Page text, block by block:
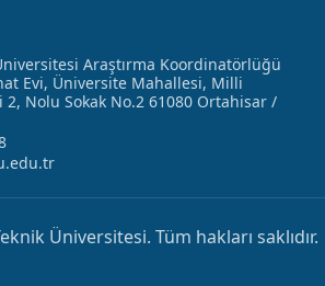
Araştırma Koordinatörlüğü
Evi, Üniversite Mahallesi, Milli
2, Nolu Sokak No.2 61080 Ortahisar /
Üniversitesi. Tüm hakları saklıdır.